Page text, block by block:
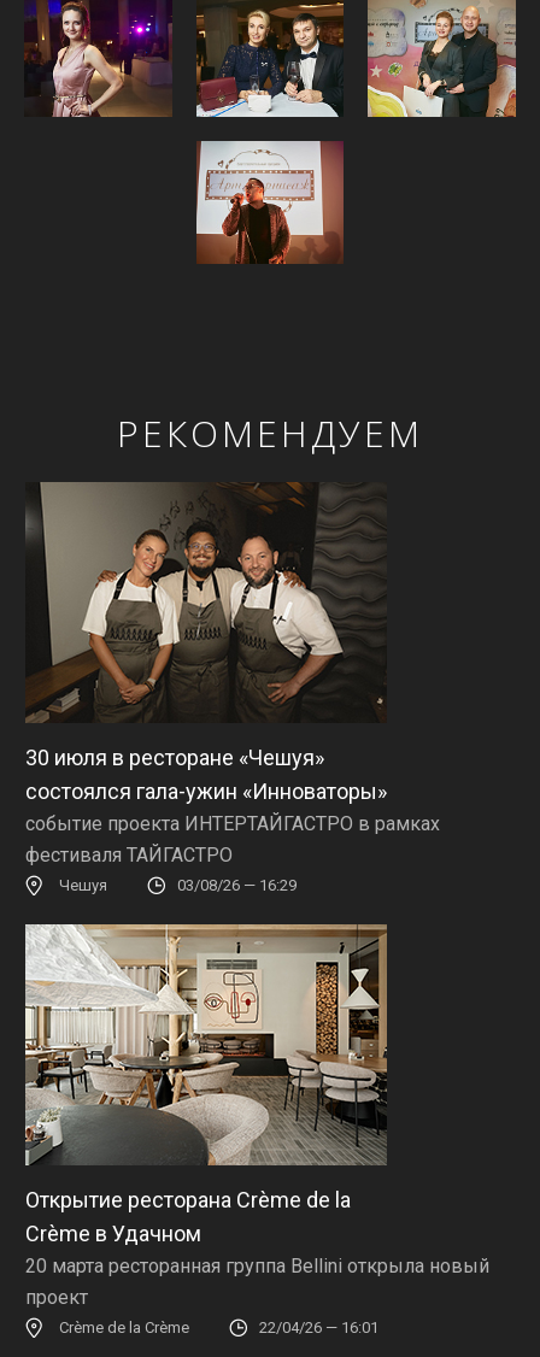
РЕКОМЕНДУЕМ
30 июля в ресторане «Чешуя»
состоялся гала-ужин «Инноваторы»
событие проекта ИНТЕРТАЙГАСТРО в рамках
фестиваля ТАЙГАСТРО
Чешуя 03/08/26 — 16:29
Открытие ресторана Crème de la
Crème в Удачном
20 марта ресторанная группа Bellini открыла новый
проект
Crème de la Crème 22/04/26 — 16:01